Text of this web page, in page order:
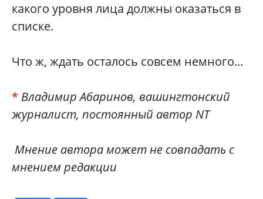
какого уровня лица должны оказаться в
списке.
Что ж, ждать осталось совсем немного...
* Владимир Абаринов, вашингтонский
журналист, постоянный автор NT
Мнение автора может не совпадать с
мнением редакции